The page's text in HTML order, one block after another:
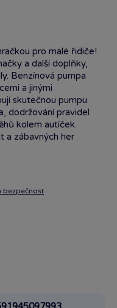
pro malé řidiče!
a další doplňky,
Benzínová pumpa
a jinými
skutečnou pumpu.
dodržování pravidel
kolem autíček.
a zábavných her
bezpečnost.